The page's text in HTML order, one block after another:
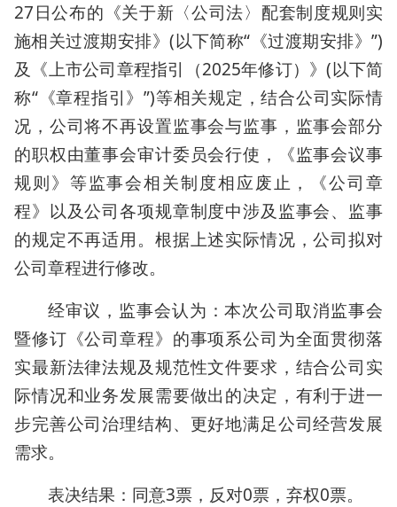
27日公布的《关于新〈公司法〉配套制度规则实
施相关过渡期安排》(以下简称“《过渡期安排》”)
及《上市公司章程指引（2025年修订）》(以下简
称“《章程指引》”)等相关规定，结合公司实际情
况，公司将不再设置监事会与监事，监事会部分
的职权由董事会审计委员会行使，《监事会议事
规则》等监事会相关制度相应废止，《公司章
程》以及公司各项规章制度中涉及监事会、监事
的规定不再适用。根据上述实际情况，公司拟对
公司章程进行修改。
经审议，监事会认为：本次公司取消监事会
暨修订《公司章程》的事项系公司为全面贯彻落
实最新法律法规及规范性文件要求，结合公司实
际情况和业务发展需要做出的决定，有利于进一
步完善公司治理结构、更好地满足公司经营发展
需求。
表决结果：同意3票，反对0票，弃权0票。